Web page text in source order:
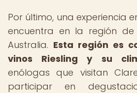
Por último, una experiencia
encuentra en la región de
Australia. Esta región es
vinos Riesling y su
enólogas que visitan
participar en